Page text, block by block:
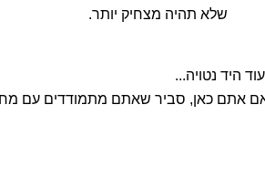
שלא תהיה מצחיק יותר.
היד נטויה...
אתם כאן, סביר שאתם מתמודדים עם